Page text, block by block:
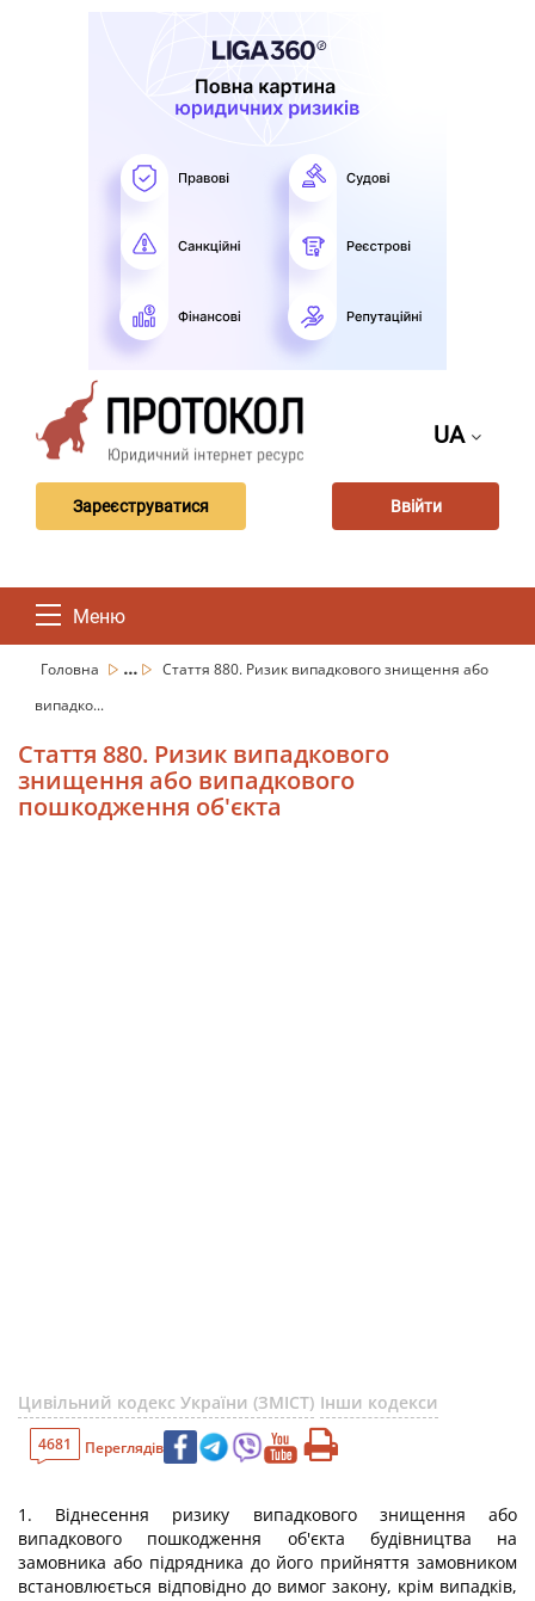
UA
Зареєструватися Ввійти
Меню
Головна ...
Стаття 880. Ризик випадкового знищення або
випадко...
Стаття 880. Ризик випадкового
знищення або випадкового
пошкодження об'єкта
Цивільний кодекс України (ЗМІСТ) Інши кодекси
4681 Переглядів
1. Віднесення ризику випадкового знищення або
випадкового пошкодження об'єкта будівництва на
замовника або підрядника до його прийняття замовником
встановлюється відповідно до вимог закону, крім випадків,